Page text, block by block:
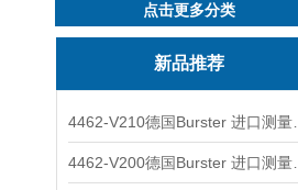
点击更多分类
新品推荐